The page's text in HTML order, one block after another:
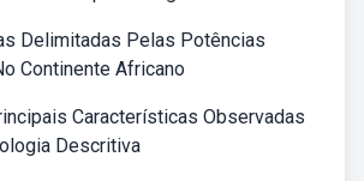
Delimitadas Pelas Potências
Continente Africano
Características Observadas
Descritiva